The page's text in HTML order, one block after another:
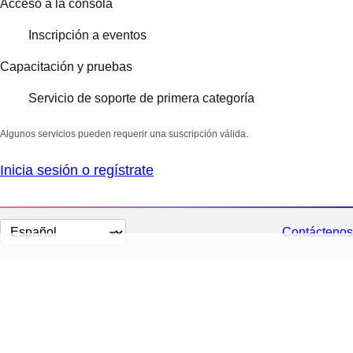
Acceso a la consola
Inscripción a eventos
Capacitación y pruebas
Servicio de soporte de primera categoría
Algunos servicios pueden requerir una suscripción válida.
Inicia sesión o regístrate
Cambiar
Contáctenos